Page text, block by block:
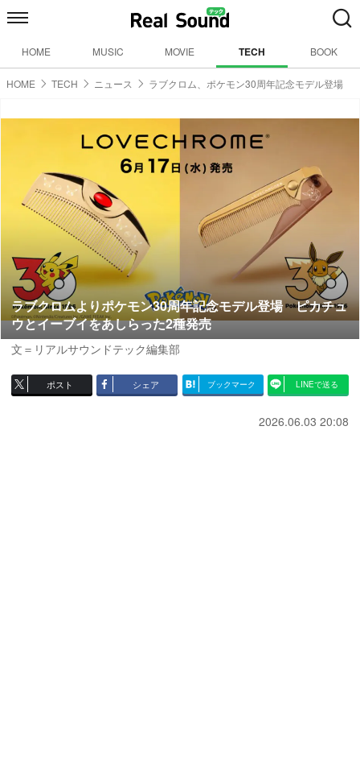
HOME MUSIC MOVIE TECH BOOK
HOME TECH ニュース ラブクロム、ポケモン30周年記念モデル登場
ラブクロムよりポケモン30周年記念モデル登場 ピカチュ
ウとイーブイをあしらった2種発売
文＝リアルサウンドテック編集部
ポスト シェア ブックマーク LINEで送る
2026.06.03 20:08